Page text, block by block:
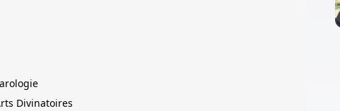
Divinatoires